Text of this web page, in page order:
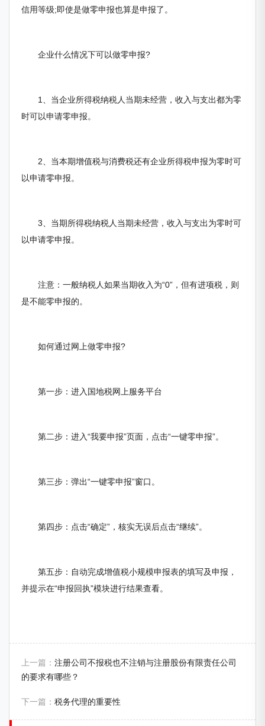
信用等级;即使是做零申报也算是申报了。
企业什么情况下可以做零申报?
1、当企业所得税纳税人当期未经营，收入与支出都为零
时可以申请零申报。
2、当本期增值税与消费税还有企业所得税申报为零时可
以申请零申报。
3、当期所得税纳税人当期未经营，收入与支出为零时可
以申请零申报。
注意：一般纳税人如果当期收入为“0”，但有进项税，则
是不能零申报的。
如何通过网上做零申报?
第一步：进入国地税网上服务平台
第二步：进入“我要申报”页面，点击“一键零申报”。
第三步：弹出“一键零申报”窗口。
第四步：点击“确定”，核实无误后点击“继续”。
第五步：自动完成增值税小规模申报表的填写及申报，
并提示在“申报回执”模块进行结果查看。
上一篇： 注册公司不报税也不注销与注册股份有限责任公司
的要求有哪些？
下一篇： 税务代理的重要性